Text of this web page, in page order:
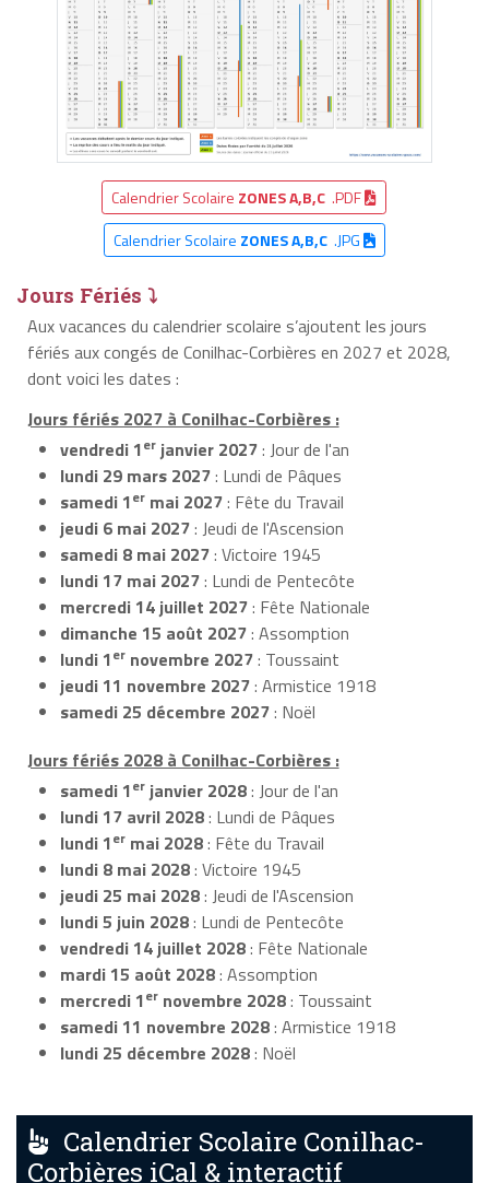
Calendrier Scolaire ZONES A,B,C .PDF
Calendrier Scolaire ZONES A,B,C.JPG
Jours Fériés ⤵
Aux vacances du calendrier scolaire s’ajoutent les jours
fériés aux congés de Conilhac-Corbières en 2027 et 2028,
dont voici les dates :
Jours fériés 2027 à Conilhac-Corbières :
vendredi 1er janvier 2027: Jour de l'an
lundi 29 mars 2027: Lundi de Pâques
samedi 1er mai 2027: Fête du Travail
jeudi 6 mai 2027: Jeudi de l'Ascension
samedi 8 mai 2027: Victoire 1945
lundi 17 mai 2027: Lundi de Pentecôte
mercredi 14 juillet 2027: Fête Nationale
dimanche 15 août 2027: Assomption
lundi 1er novembre 2027: Toussaint
jeudi 11 novembre 2027: Armistice 1918
samedi 25 décembre 2027: Noël
Jours fériés 2028 à Conilhac-Corbières :
samedi 1er janvier 2028: Jour de l'an
lundi 17 avril 2028: Lundi de Pâques
lundi 1er mai 2028: Fête du Travail
lundi 8 mai 2028: Victoire 1945
jeudi 25 mai 2028: Jeudi de l'Ascension
lundi 5 juin 2028: Lundi de Pentecôte
vendredi 14 juillet 2028: Fête Nationale
mardi 15 août 2028: Assomption
mercredi 1er novembre 2028: Toussaint
samedi 11 novembre 2028: Armistice 1918
lundi 25 décembre 2028: Noël
Calendrier Scolaire Conilhac-
Corbières iCal & interactif